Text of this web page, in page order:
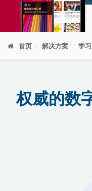
首页 解决方案 学
权威的数